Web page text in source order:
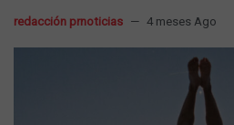
redacción prnoticias 4 meses Ago